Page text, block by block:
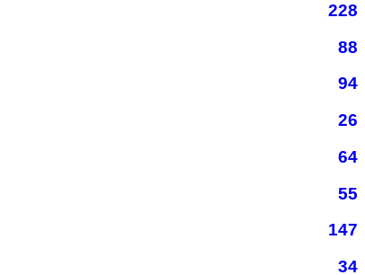
228
88
94
26
64
55
147
34